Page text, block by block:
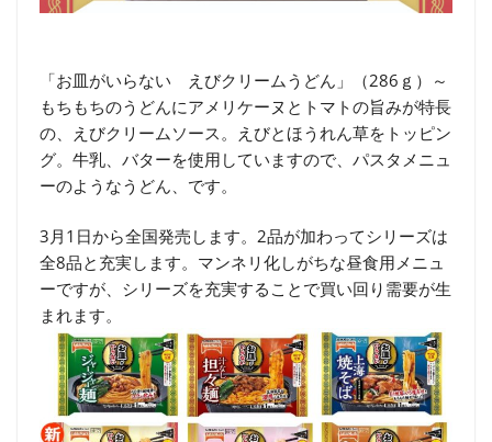
「お皿がいらない えびクリームうどん」（286ｇ）～
もちもちのうどんにアメリケーヌとトマトの旨みが特長
の、えびクリームソース。えびとほうれん草をトッピン
グ。牛乳、バターを使用していますので、パスタメニュ
ーのようなうどん、です。
3月1日から全国発売します。2品が加わってシリーズは
全8品と充実します。マンネリ化しがちな昼食用メニュ
ーですが、シリーズを充実することで買い回り需要が生
まれます。